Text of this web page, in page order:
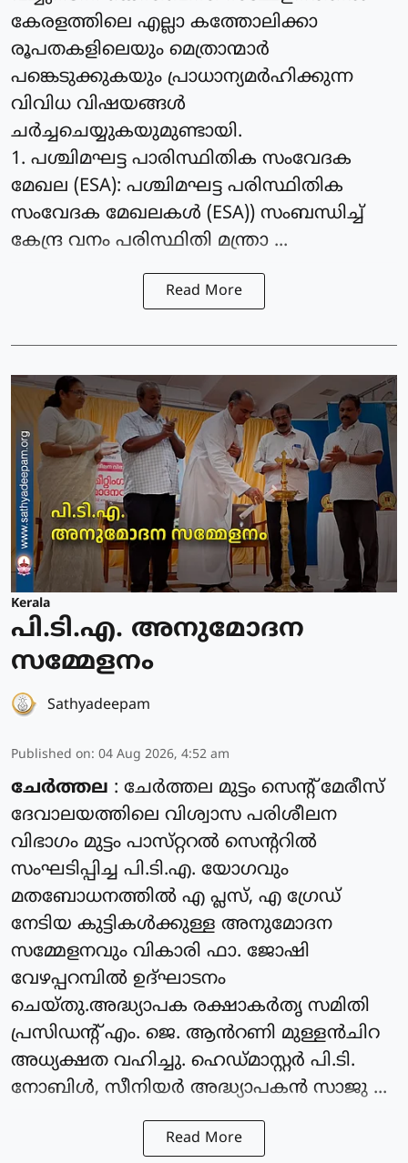
കേരളത്തിലെ എല്ലാ കത്തോലിക്കാ
രൂപതകളിലെയും മെത്രാന്മാര്‍
പങ്കെടുക്കുകയും പ്രാധാന്യമര്‍ഹിക്കുന്ന
വിവിധ വിഷയങ്ങള്‍
ചര്‍ച്ചചെയ്യുകയുമുണ്ടായി.
1. പശ്ചിമഘട്ട പാരിസ്ഥിതിക സംവേദക
മേഖല (ESA): പശ്ചിമഘട്ട പരിസ്ഥിതിക
സംവേദക മേഖലകള്‍ (ESA)) സംബന്ധിച്ച്
കേന്ദ്ര വനം പരിസ്ഥിതി മന്ത്രാ ...
Read More
Kerala
പി.ടി.എ. അനുമോദന
സമ്മേളനം
Sathyadeepam
Published on: 04 Aug 2026, 4:52 am
ചേർത്തല : ചേർത്തല മുട്ടം സെൻ്റ് മേരീസ്
ദേവാലയത്തിലെ വിശ്വാസ പരിശീലന
വിഭാഗം മുട്ടം പാസ്‌റ്ററൽ സെന്ററിൽ
സംഘടിപ്പിച്ച പി.ടി.എ. യോഗവും
മതബോധനത്തിൽ എ പ്ലസ്, എ ഗ്രേഡ്
നേടിയ കുട്ടികൾക്കുള്ള അനുമോദന
സമ്മേളനവും വികാരി ഫാ. ജോഷി
വേഴപ്പറമ്പിൽ ഉദ്ഘാടനം
ചെയ്തു.അദ്ധ്യാപക രക്ഷാകർതൃ സമിതി
പ്രസിഡന്റ്‌ എം. ജെ. ആൻറണി മുള്ളൻചിറ
അധ്യക്ഷത വഹിച്ചു. ഹെഡ്മാസ്റ്റർ പി.ടി.
നോബിൾ, സീനിയർ അദ്ധ്യാപകൻ സാജു ...
Read More